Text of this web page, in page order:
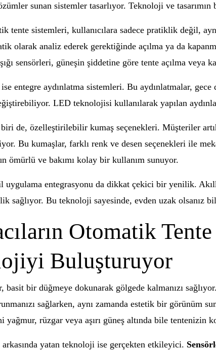
sunan sistemler tasarlıyor. Teknoloji ve
tente sistemleri, kullanıcılara sadece pratiklik değil,
olarak analiz ederek gerektiğinde açılma ya da
sensörleri, güneşin şiddetine göre tente açılma veya
entegre aydınlatma sistemleri. Bu aydınlatmalar, gece
LED teknolojisi kullanılarak yapılan
de, özelleştirilebilir kumaş seçenekleri. Müşteriler
Bu kumaşlar, farklı renk ve desen seçenekleri ile
ömürlü ve bakımı kolay bir kullanım sunuyor.
uygulama entegrasyonu da dikkat çekici bir yenilik.
sağlıyor. Bu teknoloji sayesinde, evden uzak
Otomatik
Buluşturuyor
basit bir düğmeye dokunarak gölgede kalmanızı
sağlarken, aynı zamanda estetik bir görünüm
yağmur, rüzgar veya aşırı güneş altında bile
yatan teknoloji ise gerçekten etkileyici.